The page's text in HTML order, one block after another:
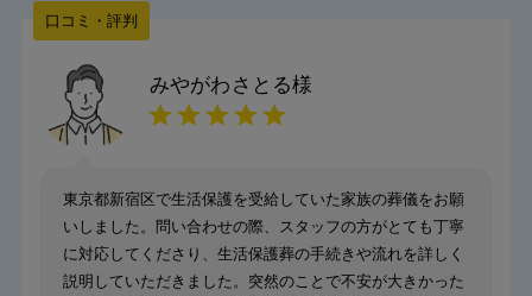
口コミ・評判
みやがわさとる様
東京都新宿区で生活保護を受給していた家族の葬儀をお願
いしました。問い合わせの際、スタッフの方がとても丁寧
に対応してくださり、生活保護葬の手続きや流れを詳しく
説明していただきました。突然のことで不安が大きかった